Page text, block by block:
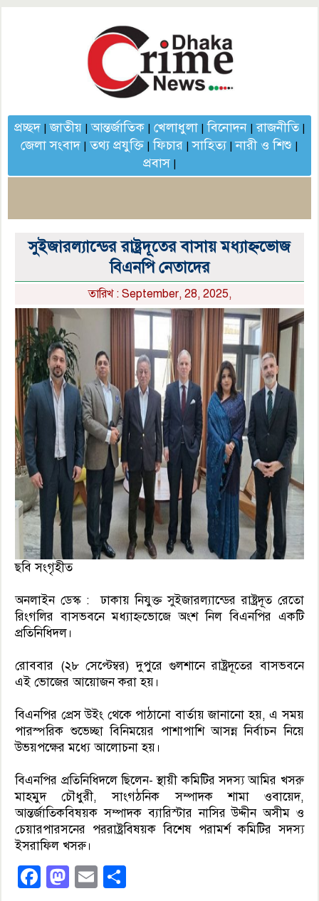
প্রচ্ছদ|জাতীয়|আন্তর্জাতিক| খেলাধুলা|বিনোদন|রাজনীতি|
জেলা সংবাদ|তথ্য প্রযুক্তি |ফিচার |সাহিত্য|নারী ও শিশু |
প্রবাস|
সুইজারল্যান্ডের রাষ্ট্রদূতের বাসায় মধ্যাহ্নভোজ
বিএনপি নেতাদের
তারিখ : September, 28, 2025,
ছবি সংগৃহীত
অনলাইন ডেস্ক : ঢাকায় নিযুক্ত সুইজারল্যান্ডের রাষ্ট্রদূত রেতো
রিংগলির বাসভবনে মধ্যাহ্নভোজে অংশ নিল বিএনপির একটি
প্রতিনিধিদল।
রোববার (২৮ সেপ্টেম্বর) দুপুরে গুলশানে রাষ্ট্রদূতের বাসভবনে
এই ভোজের আয়োজন করা হয়।
বিএনপির প্রেস উইং থেকে পাঠানো বার্তায় জানানো হয়, এ সময়
পারস্পরিক শুভেচ্ছা বিনিময়ের পাশাপাশি আসন্ন নির্বাচন নিয়ে
উভয়পক্ষের মধ্যে আলোচনা হয়।
বিএনপির প্রতিনিধিদলে ছিলেন- স্থায়ী কমিটির সদস্য আমির খসরু
মাহমুদ চৌধুরী, সাংগঠনিক সম্পাদক শামা ওবায়েদ,
আন্তর্জাতিকবিষয়ক সম্পাদক ব্যারিস্টার নাসির উদ্দীন অসীম ও
চেয়ারপারসনের পররাষ্ট্রবিষয়ক বিশেষ পরামর্শ কমিটির সদস্য
ইসরাফিল খসরু।
Facebook
Mastodon
Email